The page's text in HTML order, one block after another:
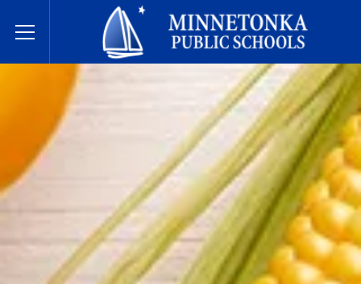
Toggle Menu
Javne škole Minnetonke